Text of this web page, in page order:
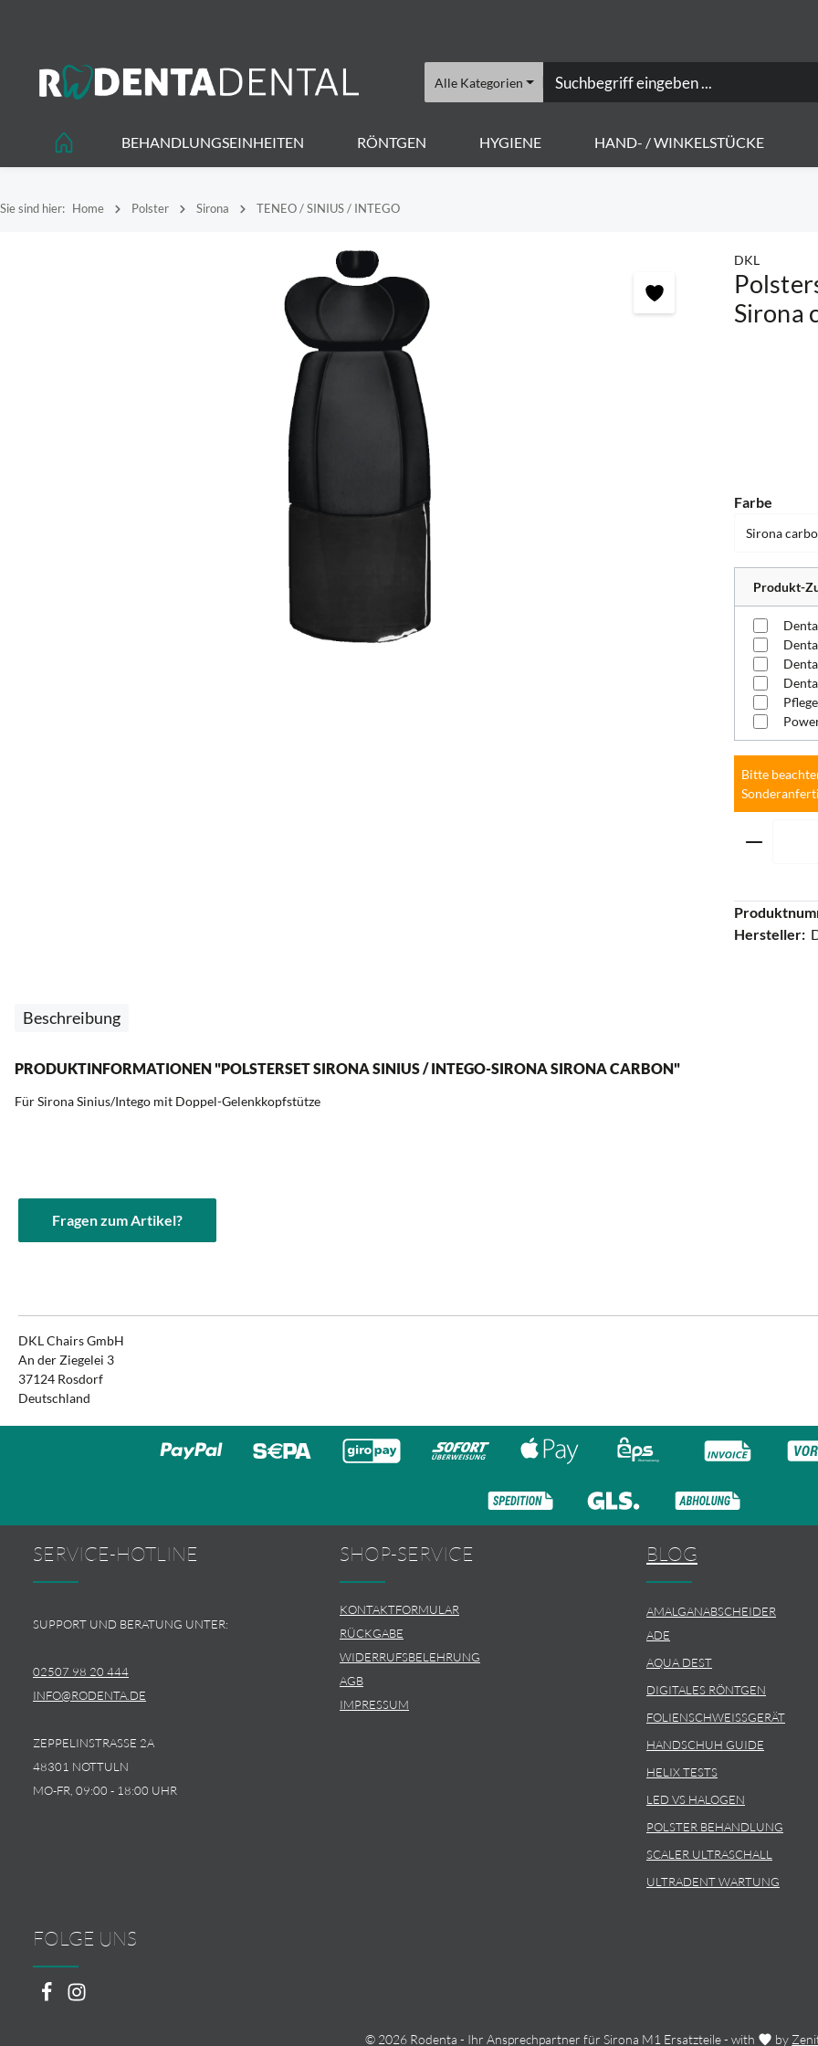
Alle Kategorien
BEHANDLUNGSEINHEITEN RÖNTGEN HYGIENE HAND- / WINKELSTÜCKE
Sie sind hier: Home Polster Sirona TENEO / SINIUS / INTEGO
DKL
Sirona
Farbe
Produkt-
Bitte
Hersteller:
Beschreibung
PRODUKTINFORMATIONEN "POLSTERSET SIRONA SINIUS / INTEGO-SIRONA SIRONA CARBON"
Für Sirona Sinius/Intego mit Doppel-Gelenkkopfstütze
Fragen zum Artikel?
DKL Chairs GmbH
An der Ziegelei 3
37124 Rosdorf
Deutschland
SERVICE-HOTLINE
SUPPORT UND BERATUNG UNTER:
02507 98 20 444
INFO@RODENTA.DE
ZEPPELINSTRASSE 2A
48301 NOTTULN
MO-FR, 09:00 - 18:00 UHR
SHOP-SERVICE
KONTAKTFORMULAR
RÜCKGABE
WIDERRUFSBELEHRUNG
AGB
IMPRESSUM
BLOG
AMALGANABSCHEIDER
ADE
AQUA DEST
DIGITALES RÖNTGEN
FOLIENSCHWEISSGERÄT
HANDSCHUH GUIDE
HELIX TESTS
LED VS HALOGEN
POLSTER BEHANDLUNG
SCALER ULTRASCHALL
ULTRADENT WARTUNG
FOLGE UNS
© 2026 Rodenta - Ihr Ansprechpartner für Sirona M1 Ersatzteile - with by